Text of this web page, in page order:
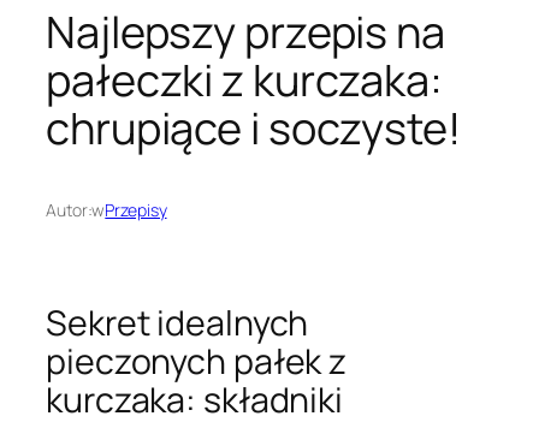
Najlepszy przepis na
pałeczki z kurczaka:
chrupiące i soczyste!
Autor:wPrzepisy
Sekret idealnych
pieczonych pałek z
kurczaka: składniki